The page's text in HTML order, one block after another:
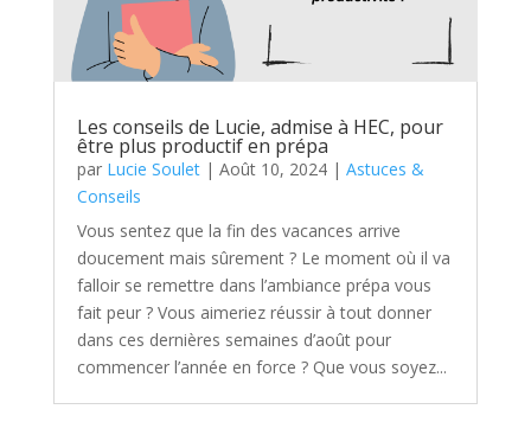
Les conseils de Lucie, admise à HEC, pour
être plus productif en prépa
par Lucie Soulet| Août 10, 2024| Astuces &
Conseils
Vous sentez que la fin des vacances arrive
doucement mais sûrement ? Le moment où il va
falloir se remettre dans l’ambiance prépa vous
fait peur ? Vous aimeriez réussir à tout donner
dans ces dernières semaines d’août pour
commencer l’année en force ? Que vous soyez...